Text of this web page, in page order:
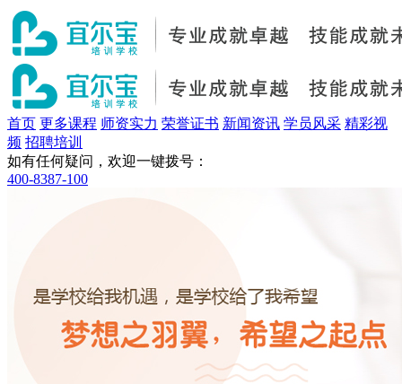
首页 更多课程 师资实力 荣誉证书 新闻资讯 学员风采 精彩视
频 招聘培训
如有任何疑问，欢迎一键拨号：
400-8387-100